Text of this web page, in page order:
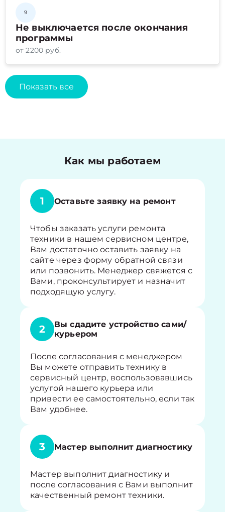
9
Не выключается после окончания
программы
от 2200 руб.
Показать все
Как мы работаем
1 Оставьте заявку на ремонт
Чтобы заказать услуги ремонта
техники в нашем сервисном центре,
Вам достаточно оставить заявку на
сайте через форму обратной связи
или позвонить. Менеджер свяжется с
Вами, проконсультирует и назначит
подходящую услугу.
2
Вы сдадите устройство сами/
курьером
После согласования с менеджером
Вы можете отправить технику в
сервисный центр, воспользовавшись
услугой нашего курьера или
привести ее самостоятельно, если так
Вам удобнее.
3 Мастер выполнит диагностику
Мастер выполнит диагностику и
после согласования с Вами выполнит
качественный ремонт техники.